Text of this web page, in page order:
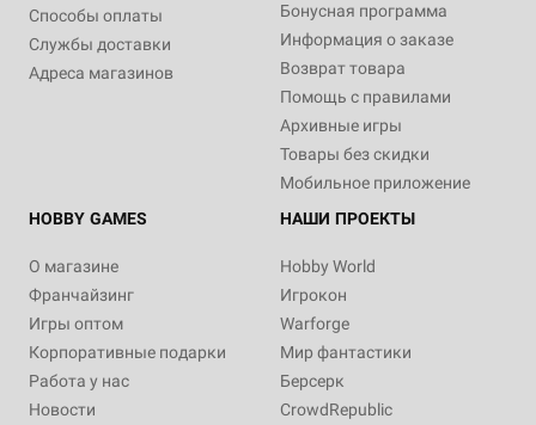
Способы оплаты
Службы доставки
Адреса магазинов
Бонусная программа
Информация о заказе
Возврат товара
Помощь с правилами
Архивные игры
Товары без скидки
Мобильное приложение
HOBBY GAMES
О магазине
Франчайзинг
Игры оптом
Корпоративные подарки
Работа у нас
Новости
НАШИ ПРОЕКТЫ
Hobby World
Игрокон
Warforge
Мир фантастики
Берсерк
CrowdRepublic